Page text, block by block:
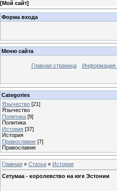
[Мой сайт]
Форма входа
Меню сайта
Главная страница Информация
Categories
Язычество [21]
Язычество
Политика [9]
Политика
История [37]
История
Православие [7]
Православие
Главная » Статьи » История
Сетумаа - королевство на юге Эстонии